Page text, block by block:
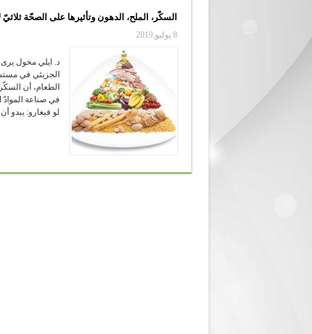
السكّر، الملح، الدهون وتأثيرها على الصحّة
8 يوليو,2019
د. ايلي مخول يرى
الجزيئي في
الطعام، أن
لو فيغارو: يبدو